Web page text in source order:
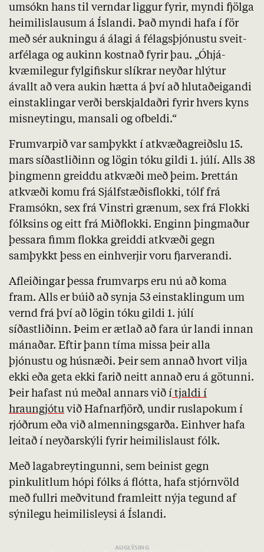
umsókn hans til verndar liggur fyr­ir, myndi fjölga
heim­il­is­lausum á Íslandi. Það myndi hafa í för
með sér aukn­ingu á álagi á félags­þjón­ustu sveit­
ar­fé­laga og auk­inn kostnað fyrir þau. „Óhjá­
kvæmi­legur fylgi­fiskur slíkrar neyðar hlýtur
ávallt að vera aukin hætta á því að hlut­að­eig­andi
ein­stak­lingar verði ber­skjald­aðri fyrir hvers kyns
mis­neyt­ingu, man­sali og ofbeld­i.“
Frumvarpið var samþykkt í atkvæðagreiðslu 15.
mars síðastliðinn og lögin tóku gildi 1. júlí. Alls 38
þingmenn greiddu atkvæði með þeim. Þrettán
atkvæði komu frá Sjálfstæðisflokki, tólf frá
Framsókn, sex frá Vinstri grænum, sex frá Flokki
fólksins og eitt frá Miðflokki. Enginn þingmaður
þessara fimm flokka greiddi atkvæði gegn
samþykkt þess en einhverjir voru fjarverandi.
Afleiðingar þessa frumvarps eru nú að koma
fram. Alls er búið að synja 53 einstaklingum um
vernd frá því að lögin tóku gildi 1. júlí
síðastliðinn. Þeim er ætlað að fara úr landi innan
mánaðar. Eftir þann tíma missa þeir alla
þjónustu og húsnæði. Þeir sem annað hvort vilja
ekki eða geta ekki farið neitt annað eru á götunni.
Þeir hafast nú meðal annars við í tjaldi í
hraungjótu við Hafnarfjörð, undir ruslapokum í
rjóðrum eða við almenningsgarða. Einhver hafa
leitað í neyðarskýli fyrir heimilislaust fólk.
Með lagabreytingunni, sem beinist gegn
pinkulitlum hópi fólks á flótta, hafa stjórnvöld
með fullri meðvitund framleitt nýja tegund af
sýnilegu heimilisleysi á Íslandi.